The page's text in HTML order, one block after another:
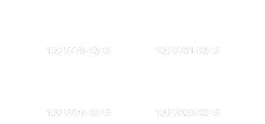
100 9778-KS+5 100 9781-KS+5
100 9797-KS+5 100 9809-KS+5